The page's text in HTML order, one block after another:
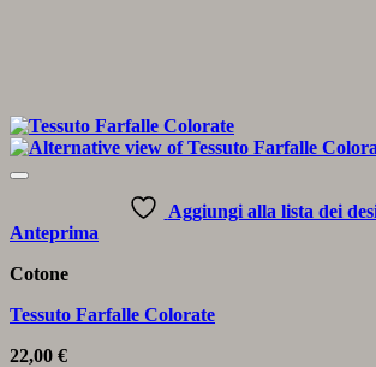
Aggiungi alla lista dei
Anteprima
Cotone
Tessuto Farfalle Colorate
22,00 €